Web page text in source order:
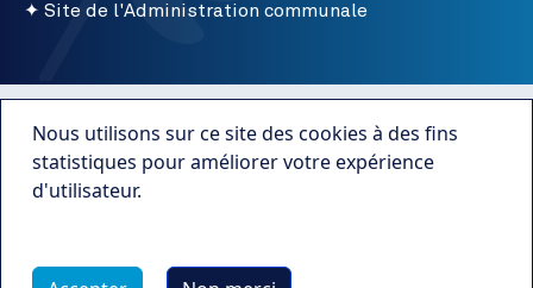
Site de l'Administration communale
Menu bottom
Mentions légales
Nous utilisons sur ce site des cookies à des fins
statistiques pour améliorer votre expérience
d'utilisateur.